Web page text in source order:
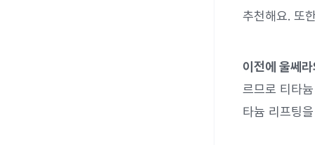
추천해요. 또
이전에 울쎄
르므로 티타
타늄 리프팅